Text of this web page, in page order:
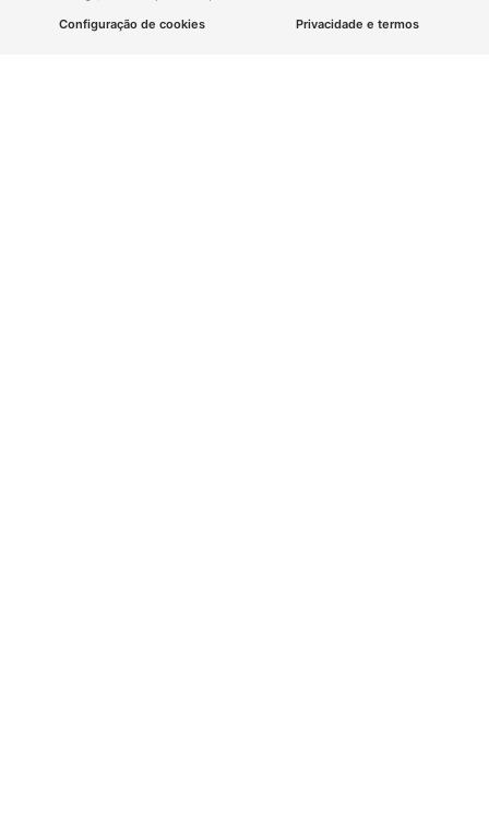
Configuração de cookies Privacidade e termos